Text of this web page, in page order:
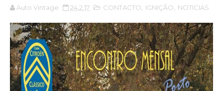
Auto Vintage 24.2.17 CONTACTO IGNIÇÃO NOTICIAS